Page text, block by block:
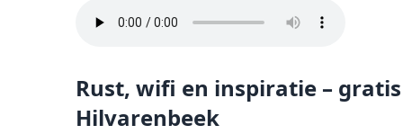
Rust, wifi en inspiratie –
Hilvarenbeek